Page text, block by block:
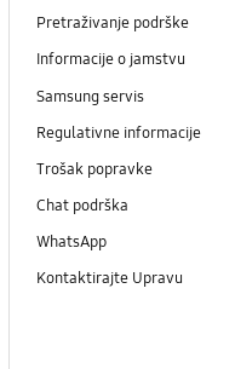
Pretraživanje podrške
Informacije o jamstvu
Samsung servis
Regulativne informacije
Trošak popravke
Chat podrška
WhatsApp
Kontaktirajte Upravu